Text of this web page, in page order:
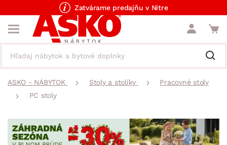
Zatvárame predajňu v Nitre
ASKO - NÁBYTOK Stoly a stolíky
Pracovné stoly
PC stoly